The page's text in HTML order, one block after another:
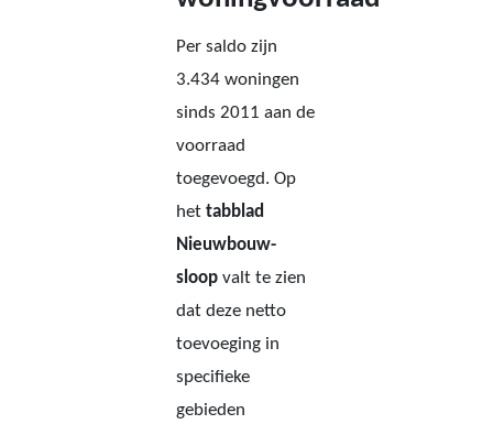
Per saldo zijn
3.434 woningen
sinds 2011 aan de
voorraad
toegevoegd. Op
het tabblad
Nieuwbouw-
sloop valt te zien
dat deze netto
toevoeging in
specifieke
gebieden